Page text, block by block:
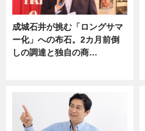
成城石井が挑む「ロングサマ
ー化」への布石。2カ月前倒
しの調達と独自の商…